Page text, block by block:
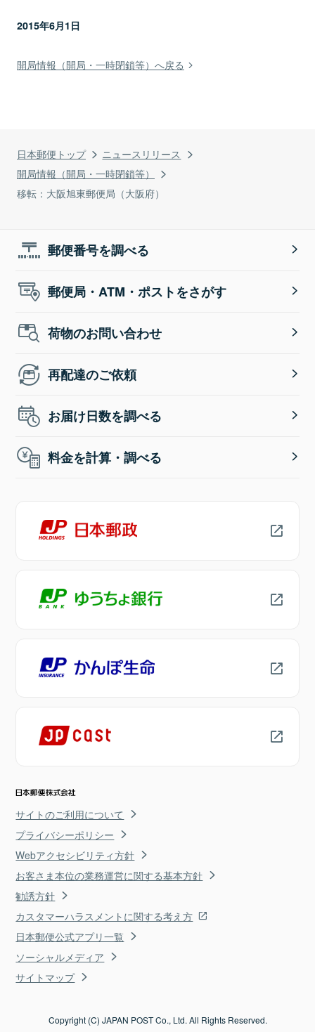
日本郵便トップ
ニュースリリース
開局情報（開局・一時閉鎖等）
移転：大阪旭東郵便局（大阪府）
2015年6月1日
開局情報（開局・一時閉鎖等）へ戻る
郵便番号を調べる
郵便局・ATM・ポストをさがす
荷物のお問い合わせ
再配達のご依頼
お届け日数を調べる
料金を計算・調べる
サイトのご利用について
プライバシーポリシー
Webアクセシビリティ方針
お客さま本位の業務運営に関する基本方針
勧誘方針
カスタマーハラスメントに関する考え方
日本郵便公式アプリ一覧
ソーシャルメディア
サイトマップ
Copyright (C) JAPAN POST Co., Ltd. All Rights Reserved.